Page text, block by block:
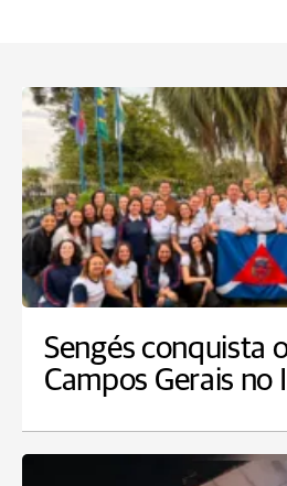
Sengés conquista
Campos Gerais no